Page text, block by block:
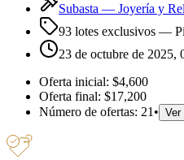
Subasta — Joyería y
93 lotes exclusivos —
23 de octubre de 2025,
Oferta inicial: $4,600
Oferta final: $17,200
Número de ofertas: 21 • Ver